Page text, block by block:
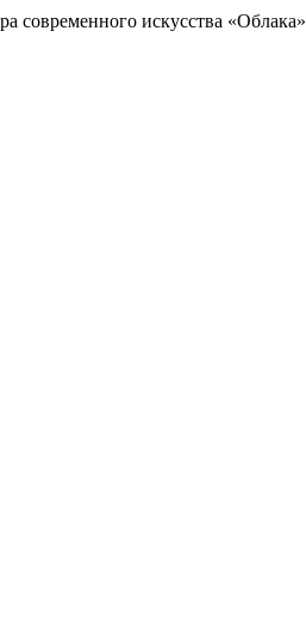
современного искусства «Облака»